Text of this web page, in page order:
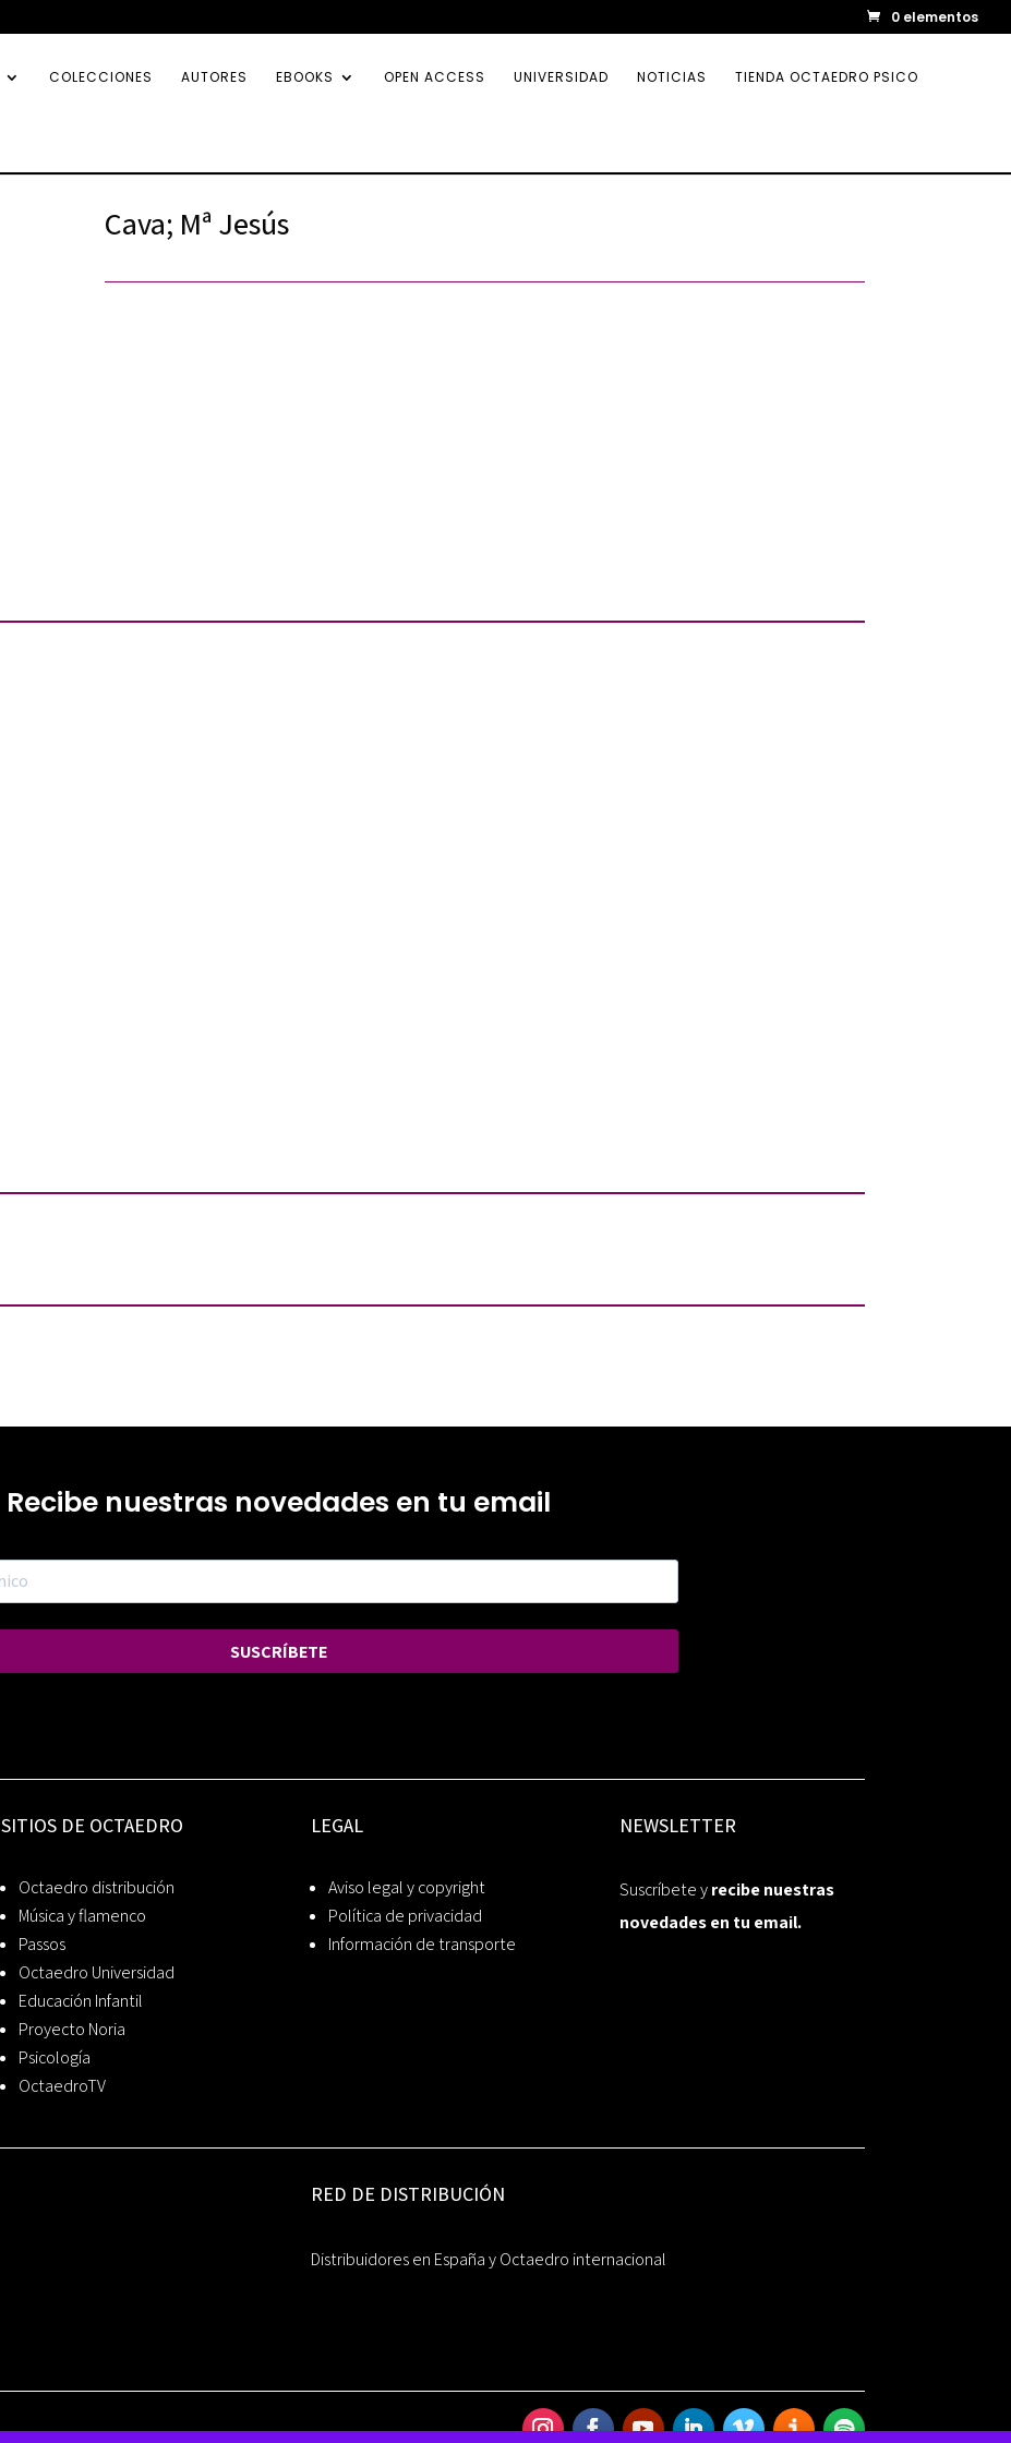
0 elementos
COLECCIONES AUTORES EBOOKS OPEN ACCESS UNIVERSIDAD NOTICIAS TIENDA OCTAEDRO PSICO
Cava; Mª Jesús
Recibe nuestras novedades en tu email
SUSCRÍBETE
SITIOS DE OCTAEDRO
Octaedro distribución
Música y flamenco
Passos
Octaedro Universidad
Educación Infantil
Proyecto Noria
Psicología
OctaedroTV
LEGAL
Aviso legal y copyright
Política de privacidad
Información de transporte
NEWSLETTER
Suscríbete yrecibe nuestras
novedades en tu email.
RED DE DISTRIBUCIÓN
Distribuidores en España y Octaedro internacional